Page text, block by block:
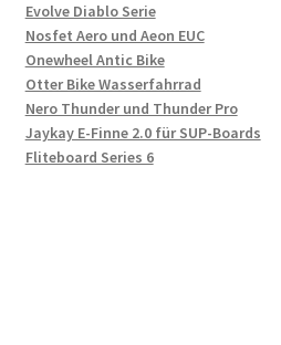
Evolve Diablo Serie
Nosfet Aero und Aeon EUC
Onewheel Antic Bike
Otter Bike Wasserfahrrad
Nero Thunder und Thunder Pro
Jaykay E-Finne 2.0 für SUP-Boards
Fliteboard Series 6